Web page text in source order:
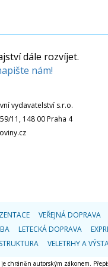
dále rozvíjet.
nám!
vydavatelství s.r.o.
11, 148 00 Praha 4
VEŘEJNÁ DOPRAVA
LETECKÁ DOPRAVA
VELETRHY A
je chráněn autorským zákonem.